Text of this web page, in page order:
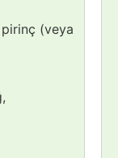
pirinç (veya